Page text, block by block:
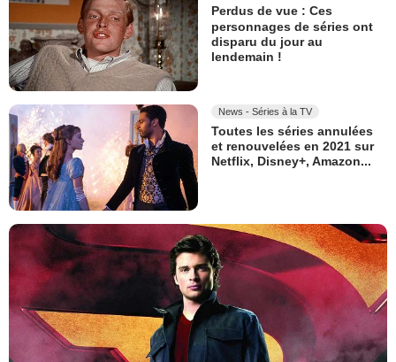
Perdus de vue : Ces
personnages de séries ont
disparu du jour au
lendemain !
News - Séries à la TV
Toutes les séries annulées
et renouvelées en 2021 sur
Netflix, Disney+, Amazon...